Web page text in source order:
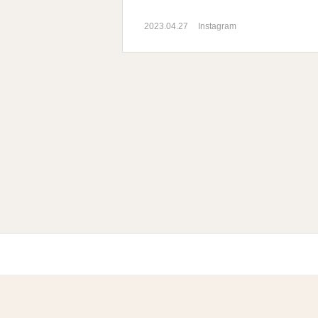
2023.04.27 Instagram